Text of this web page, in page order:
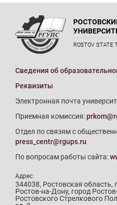
ROSTOV STATE
Сведения об
Реквизиты
Электронная почта
Приемная комиссия:
Отдел по связям с
press_centr@rgups.ru
По вопросам работы сайта:
Адрес:
344038, Ростовская область,
Ростов-на-Дону, город
Ростовского Стрелкового